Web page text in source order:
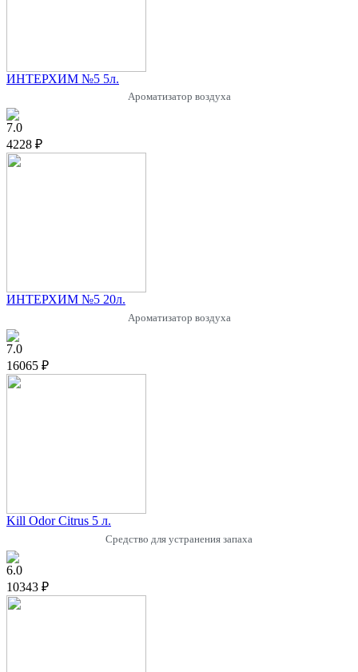
ИНТЕРХИМ №5 5л.
Ароматизатор воздуха
7.0
4228 ₽
ИНТЕРХИМ №5 20л.
Ароматизатор воздуха
7.0
16065 ₽
Kill Odor Citrus 5 л.
Средство для устранения запаха
6.0
10343 ₽